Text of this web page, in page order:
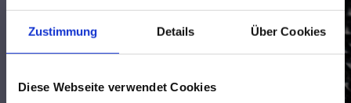
Zustimmung Details Über Cookies
Diese Webseite verwendet Cookies
auch Anwendungen, wie beispielsweise der
Druck von gebürstetem Aluminium, Carbon
und detailgetreuen Holznachbildungen.